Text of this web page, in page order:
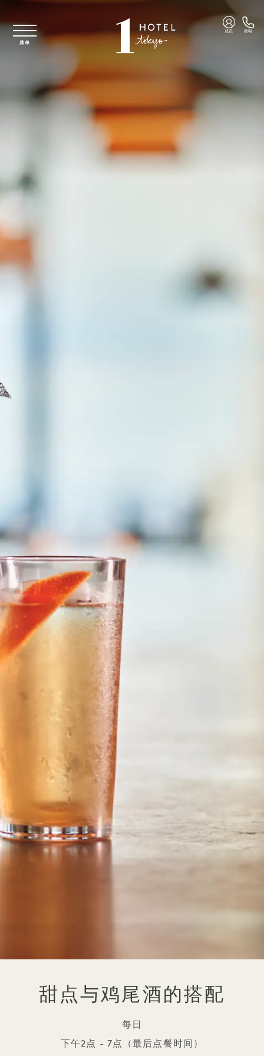
菜单
成员 致电
甜点与鸡尾酒的搭配
每日
下午2点 - 7点（最后点餐时间）